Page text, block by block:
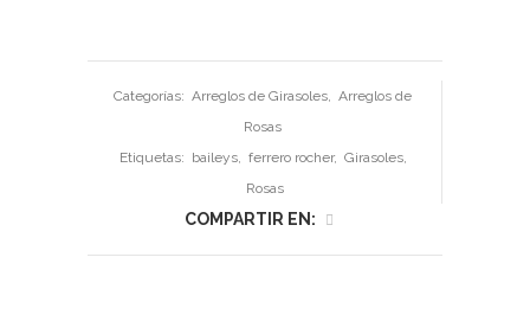
Categorías: Arreglos de Girasoles, Arreglos de
Rosas
Etiquetas: baileys, ferrero rocher, Girasoles,
Rosas
COMPARTIR EN: